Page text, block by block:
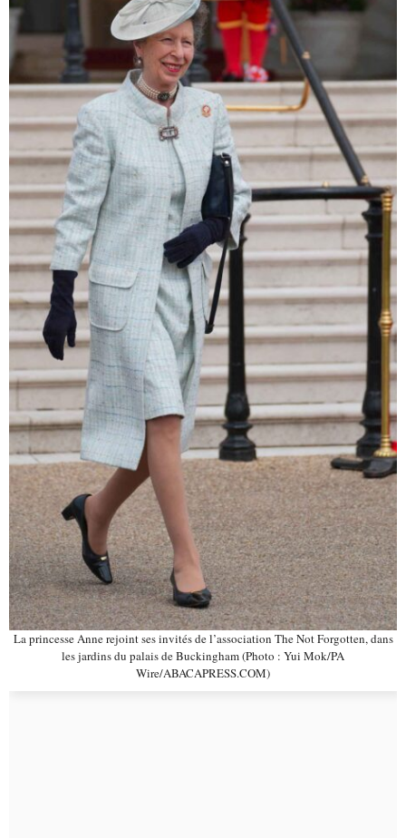
La princesse Anne rejoint ses invités de l’association The Not Forgotten, dans
les jardins du palais de Buckingham (Photo : Yui Mok/PA
Wire/ABACAPRESS.COM)